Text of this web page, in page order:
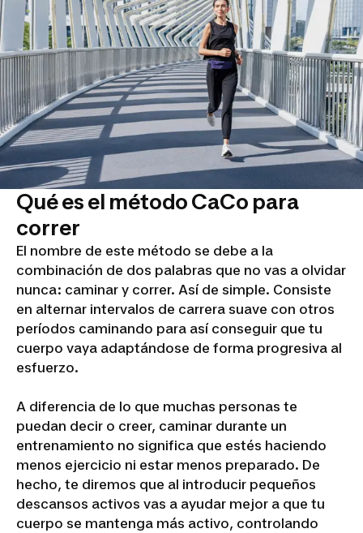
Qué es el método CaCo para
correr
El nombre de este método se debe a la
combinación de dos palabras que no vas a olvidar
nunca: caminar y correr. Así de simple. Consiste
en alternar intervalos de carrera suave con otros
períodos caminando para así conseguir que tu
cuerpo vaya adaptándose de forma progresiva al
esfuerzo.
A diferencia de lo que muchas personas te
puedan decir o creer, caminar durante un
entrenamiento no significa que estés haciendo
menos ejercicio ni estar menos preparado. De
hecho, te diremos que al introducir pequeños
descansos activos vas a ayudar mejor a que tu
cuerpo se mantenga más activo, controlando